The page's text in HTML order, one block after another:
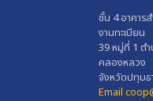
ชั้น 4 อาคาร
งานทะเบียน
39 หมู่ที่ 1 ต
คลองหลวง
จังหวัดปทุมธ
Email